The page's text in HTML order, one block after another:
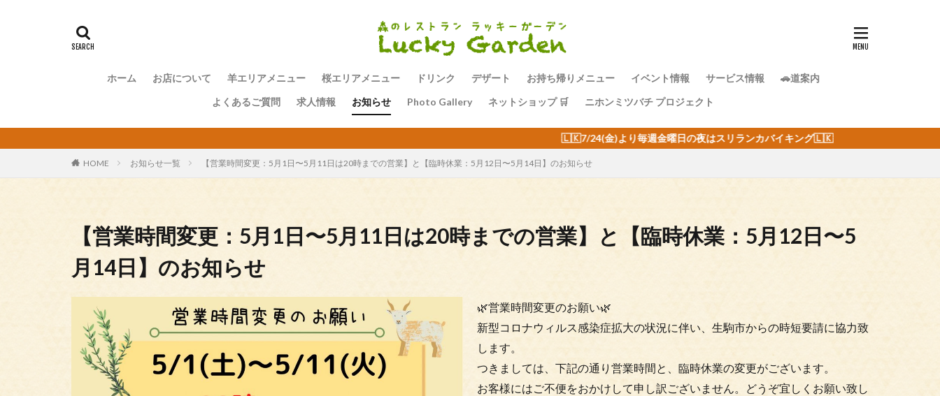
ホーム お店について 羊エリアメニュー 桜エリアメニュー ドリンク デザート お持ち帰りメニュー イベント情報 サービス情報
🚗道案内
よくあるご質問
求人情報 お知らせ Photo Gallery ネットショップ 🛒 ニホンミツバチ プロジェクト
🇱🇰7/24(金)より毎週金曜日の夜はスリランカバイキング🇱🇰
HOME お知らせ一覧 【営業時間変更：5月1日〜5月11日は20時までの営業】と【臨時休業：5月12日〜5月14日】のお知らせ
【営業時間変更：5月1日〜5月11日は20時までの営業】と【臨時休業：5月12日〜5
月14日】のお知らせ
🌿営業時間変更のお願い🌿
新型コロナウィルス感染症拡大の状況に伴い、生駒市からの時短要請に協力致
します。
つきましては、下記の通り営業時間と、臨時休業の変更がございます。
お客様にはご不便をおかけして申し訳ございません。どうぞ宜しくお願い致し